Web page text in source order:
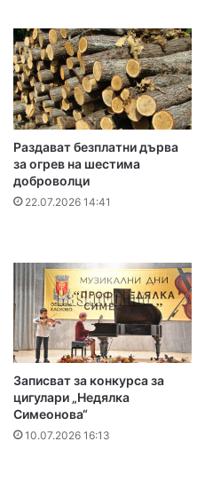
Раздават безплатни дърва
за огрев на шестима
доброволци
22.07.2026 14:41
Записват за конкурса за
цигулари „Недялка
Симеонова“
10.07.2026 16:13